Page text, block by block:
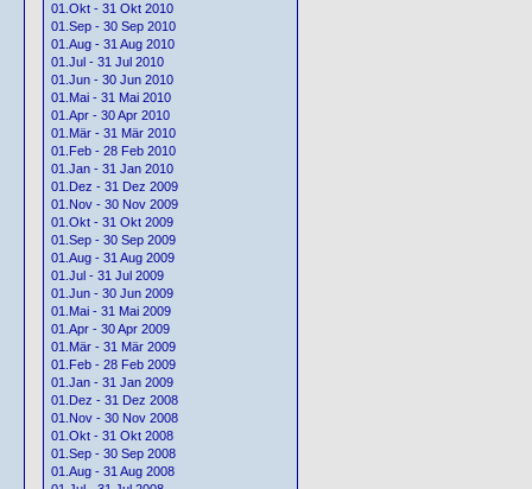
01.Okt - 31 Okt 2010
01.Sep - 30 Sep 2010
01.Aug - 31 Aug 2010
01.Jul - 31 Jul 2010
01.Jun - 30 Jun 2010
01.Mai - 31 Mai 2010
01.Apr - 30 Apr 2010
01.Mär - 31 Mär 2010
01.Feb - 28 Feb 2010
01.Jan - 31 Jan 2010
01.Dez - 31 Dez 2009
01.Nov - 30 Nov 2009
01.Okt - 31 Okt 2009
01.Sep - 30 Sep 2009
01.Aug - 31 Aug 2009
01.Jul - 31 Jul 2009
01.Jun - 30 Jun 2009
01.Mai - 31 Mai 2009
01.Apr - 30 Apr 2009
01.Mär - 31 Mär 2009
01.Feb - 28 Feb 2009
01.Jan - 31 Jan 2009
01.Dez - 31 Dez 2008
01.Nov - 30 Nov 2008
01.Okt - 31 Okt 2008
01.Sep - 30 Sep 2008
01.Aug - 31 Aug 2008